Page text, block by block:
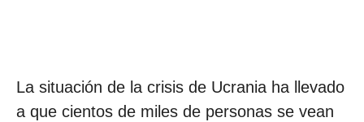
La situación de la crisis de Ucrania ha llevado
a que cientos de miles de personas se vean